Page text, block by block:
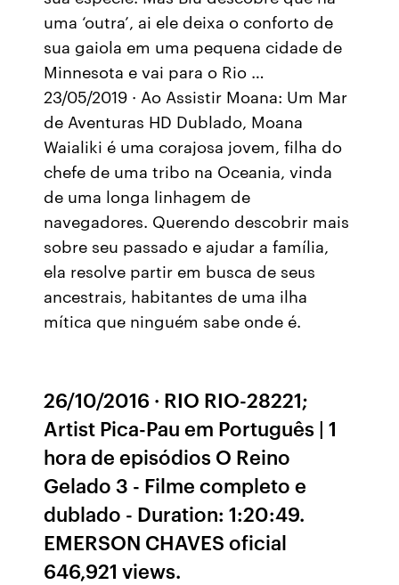
uma ‘outra’, ai ele deixa o conforto de
sua gaiola em uma pequena cidade de
Minnesota e vai para o Rio …
23/05/2019 · Ao Assistir Moana: Um Mar
de Aventuras HD Dublado, Moana
Waialiki é uma corajosa jovem, filha do
chefe de uma tribo na Oceania, vinda
de uma longa linhagem de
navegadores. Querendo descobrir mais
sobre seu passado e ajudar a família,
ela resolve partir em busca de seus
ancestrais, habitantes de uma ilha
mítica que ninguém sabe onde é.
26/10/2016 · RIO RIO-28221;
Artist Pica-Pau em Português | 1
hora de episódios O Reino
Gelado 3 - Filme completo e
dublado - Duration: 1:20:49.
EMERSON CHAVES oficial
646,921 views.